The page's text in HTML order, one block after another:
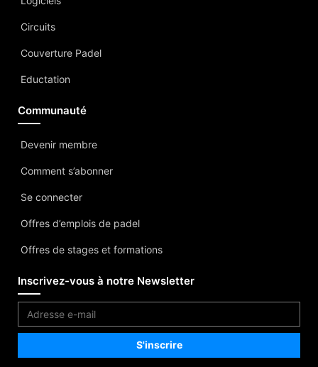
Circuits
Couverture Padel
Eductation
Communauté
Devenir membre
Comment s’abonner
Se connecter
Offres d’emplois de padel
Offres de stages et formations
Inscrivez-vous à notre Newsletter